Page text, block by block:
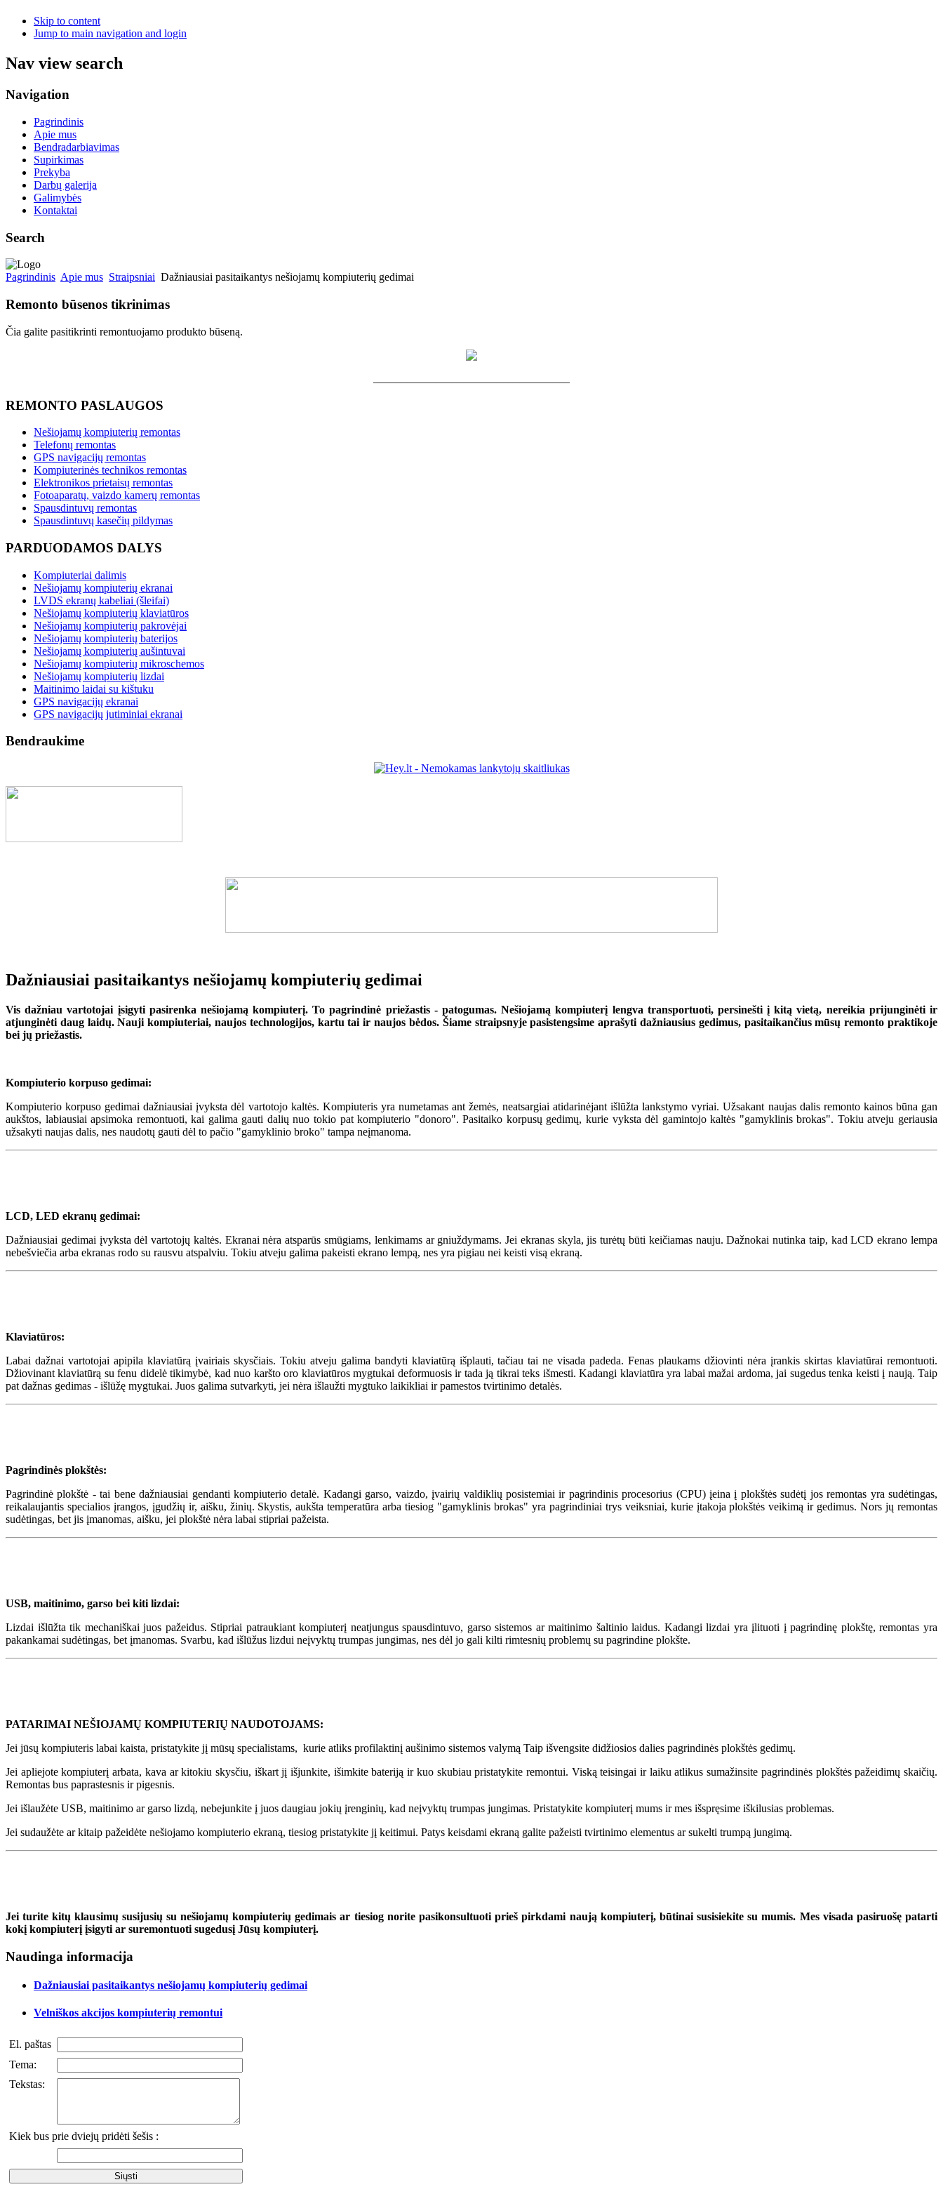
Skip to content
Jump to main navigation and login
Nav view search
Navigation
Pagrindinis
Apie mus
Bendradarbiavimas
Supirkimas
Prekyba
Darbų galerija
Galimybės
Kontaktai
Search
Pagrindinis Apie mus Straipsniai Dažniausiai pasitaikantys nešiojamų kompiuterių gedimai
Remonto būsenos tikrinimas
Čia galite pasitikrinti remontuojamo produkto būseną.
REMONTO PASLAUGOS
Nešiojamų kompiuterių remontas
Telefonų remontas
GPS navigacijų remontas
Kompiuterinės technikos remontas
Elektronikos prietaisų remontas
Fotoaparatų, vaizdo kamerų remontas
Spausdintuvų remontas
Spausdintuvų kasečių pildymas
PARDUODAMOS DALYS
Kompiuteriai dalimis
Nešiojamų kompiuterių ekranai
LVDS ekranų kabeliai (šleifai)
Nešiojamų kompiuterių klaviatūros
Nešiojamų kompiuterių pakrovėjai
Nešiojamų kompiuterių baterijos
Nešiojamų kompiuterių aušintuvai
Nešiojamų kompiuterių mikroschemos
Nešiojamų kompiuterių lizdai
Maitinimo laidai su kištuku
GPS navigacijų ekranai
GPS navigacijų jutiminiai ekranai
Bendraukime
Dažniausiai pasitaikantys nešiojamų kompiuterių gedimai
Vis dažniau vartotojai įsigyti pasirenka nešiojamą kompiuterį. To pagrindinė priežastis - patogumas. Nešiojamą kompiuterį lengva transportuoti, persinešti į kitą vietą, nereikia prijunginėti ir
atjunginėti daug laidų. Nauji kompiuteriai, naujos technologijos, kartu tai ir naujos bėdos. Šiame straipsnyje pasistengsime aprašyti dažniausius gedimus, pasitaikančius mūsų remonto praktikoje
bei jų priežastis.
Kompiuterio korpuso gedimai:
Kompiuterio korpuso gedimai dažniausiai įvyksta dėl vartotojo kaltės. Kompiuteris yra numetamas ant žemės, neatsargiai atidarinėjant išlūžta lankstymo vyriai. Užsakant naujas dalis remonto kainos būna gan
aukštos, labiausiai apsimoka remontuoti, kai galima gauti dalių nuo tokio pat kompiuterio "donoro". Pasitaiko korpusų gedimų, kurie vyksta dėl gamintojo kaltės "gamyklinis brokas". Tokiu atveju geriausia
užsakyti naujas dalis, nes naudotų gauti dėl to pačio "gamyklinio broko" tampa neįmanoma.
LCD, LED ekranų gedimai:
Dažniausiai gedimai įvyksta dėl vartotojų kaltės. Ekranai nėra atsparūs smūgiams, lenkimams ar gniuždymams. Jei ekranas skyla, jis turėtų būti keičiamas nauju. Dažnokai nutinka taip, kad LCD ekrano lempa
nebešviečia arba ekranas rodo su rausvu atspalviu. Tokiu atveju galima pakeisti ekrano lempą, nes yra pigiau nei keisti visą ekraną.
Klaviatūros:
Labai dažnai vartotojai apipila klaviatūrą įvairiais skysčiais. Tokiu atveju galima bandyti klaviatūrą išplauti, tačiau tai ne visada padeda. Fenas plaukams džiovinti nėra įrankis skirtas klaviatūrai remontuoti.
Džiovinant klaviatūrą su fenu didelė tikimybė, kad nuo karšto oro klaviatūros mygtukai deformuosis ir tada ją tikrai teks išmesti. Kadangi klaviatūra yra labai mažai ardoma, jai sugedus tenka keisti į naują. Taip
pat dažnas gedimas - išlūžę mygtukai. Juos galima sutvarkyti, jei nėra išlaužti mygtuko laikikliai ir pamestos tvirtinimo detalės.
Pagrindinės plokštės:
Pagrindinė plokštė - tai bene dažniausiai gendanti kompiuterio detalė. Kadangi garso, vaizdo, įvairių valdiklių posistemiai ir pagrindinis procesorius (CPU) įeina į plokštės sudėtį jos remontas yra sudėtingas,
reikalaujantis specialios įrangos, įgudžių ir, aišku, žinių. Skystis, aukšta temperatūra arba tiesiog "gamyklinis brokas" yra pagrindiniai trys veiksniai, kurie įtakoja plokštės veikimą ir gedimus. Nors jų remontas
sudėtingas, bet jis įmanomas, aišku, jei plokštė nėra labai stipriai pažeista.
USB, maitinimo, garso bei kiti lizdai:
Lizdai išlūžta tik mechaniškai juos pažeidus. Stipriai patraukiant kompiuterį neatjungus spausdintuvo, garso sistemos ar maitinimo šaltinio laidus. Kadangi lizdai yra įlituoti į pagrindinę plokštę, remontas yra
pakankamai sudėtingas, bet įmanomas. Svarbu, kad išlūžus lizdui neįvyktų trumpas jungimas, nes dėl jo gali kilti rimtesnių problemų su pagrindine plokšte.
PATARIMAI NEŠIOJAMŲ KOMPIUTERIŲ NAUDOTOJAMS:
Jei jūsų kompiuteris labai kaista, pristatykite jį mūsų specialistams, kurie atliks profilaktinį aušinimo sistemos valymą Taip išvengsite didžiosios dalies pagrindinės plokštės gedimų.
Jei apliejote kompiuterį arbata, kava ar kitokiu skysčiu, iškart jį išjunkite, išimkite bateriją ir kuo skubiau pristatykite remontui. Viską teisingai ir laiku atlikus sumažinsite pagrindinės plokštės pažeidimų skaičių.
Remontas bus paprastesnis ir pigesnis.
Jei išlaužėte USB, maitinimo ar garso lizdą, nebejunkite į juos daugiau jokių įrenginių, kad neįvyktų trumpas jungimas. Pristatykite kompiuterį mums ir mes išspręsime iškilusias problemas.
Jei sudaužėte ar kitaip pažeidėte nešiojamo kompiuterio ekraną, tiesiog pristatykite jį keitimui. Patys keisdami ekraną galite pažeisti tvirtinimo elementus ar sukelti trumpą jungimą.
Jei turite kitų klausimų susijusių su nešiojamų kompiuterių gedimais ar tiesiog norite pasikonsultuoti prieš pirkdami naują kompiuterį, būtinai susisiekite su mumis. Mes visada pasiruošę patarti
kokį kompiuterį įsigyti ar suremontuoti sugedusį Jūsų kompiuterį.
Naudinga informacija
Dažniausiai pasitaikantys nešiojamų kompiuterių gedimai
Velniškos akcijos kompiuterių remontui
El. paštas
Tema:
Tekstas:
Kiek bus prie dviejų pridėti šešis :